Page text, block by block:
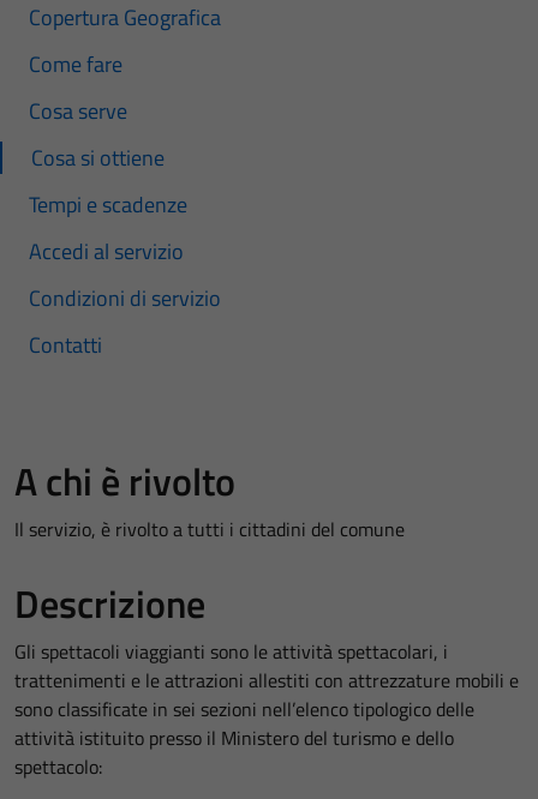
Copertura Geografica
Come fare
Cosa serve
Cosa si ottiene
Tempi e scadenze
Accedi al servizio
Condizioni di servizio
Contatti
A chi è rivolto
Il servizio, è rivolto a tutti i cittadini del comune
Descrizione
Gli spettacoli viaggianti sono le attività spettacolari, i
trattenimenti e le attrazioni allestiti con attrezzature mobili e
sono classificate in sei sezioni nell’elenco tipologico delle
attività istituito presso il Ministero del turismo e dello
spettacolo: